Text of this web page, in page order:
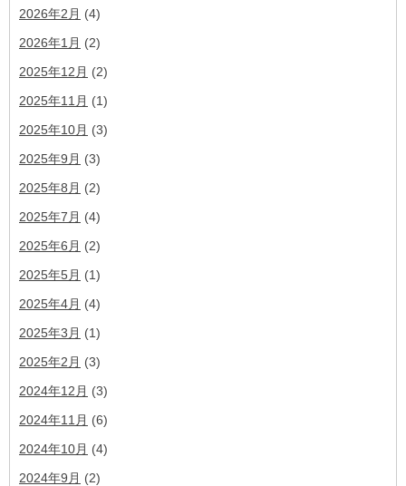
2026年2月 (4)
2026年1月 (2)
2025年12月 (2)
2025年11月 (1)
2025年10月 (3)
2025年9月 (3)
2025年8月 (2)
2025年7月 (4)
2025年6月 (2)
2025年5月 (1)
2025年4月 (4)
2025年3月 (1)
2025年2月 (3)
2024年12月 (3)
2024年11月 (6)
2024年10月 (4)
2024年9月 (2)